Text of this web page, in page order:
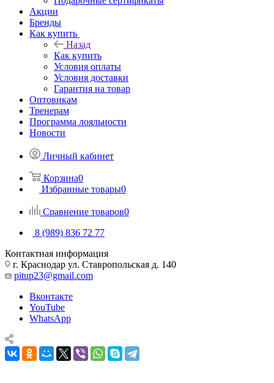
Акции
Бренды
Как купить
Назад
Как купить
Условия оплаты
Условия доставки
Гарантия на товар
Оптовикам
Тренерам
Программа лояльности
Новости
Личный кабинет
Корзина0
Избранные товары0
Сравнение товаров0
8 (989) 836 72 77
Контактная информация
г. Краснодар ул. Ставропольская д. 140
pitup23@gmail.com
Вконтакте
YouTube
WhatsApp